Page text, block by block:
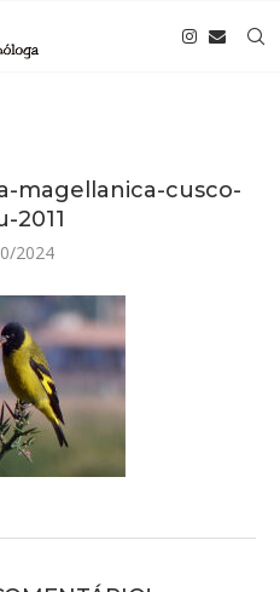
magellanica-cusco-
2011
2024